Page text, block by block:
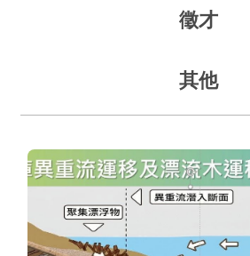
畫
資
訊
開
徵才
其他